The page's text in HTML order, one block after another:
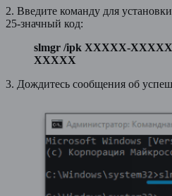
2. Введите команду для
25-значный код:
slmgr /ipk XXXXX-
XXXXX
3. Дождитесь сообщения об